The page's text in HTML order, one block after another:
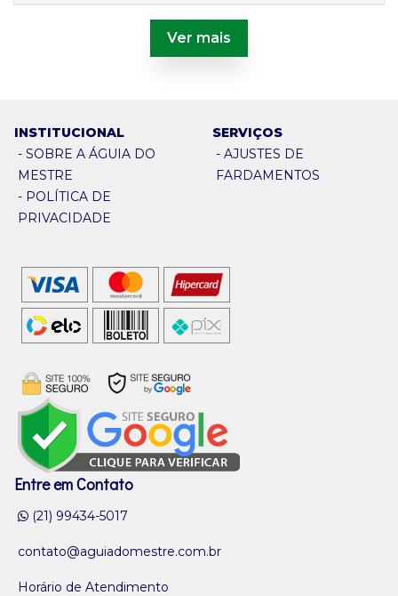
Ver mais
INSTITUCIONAL
- SOBRE A ÁGUIA DO
MESTRE
- POLÍTICA DE
PRIVACIDADE
SERVIÇOS
- AJUSTES DE
FARDAMENTOS
Entre em Contato
(21) 99434-5017
contato@aguiadomestre.com.br
Horário de Atendimento